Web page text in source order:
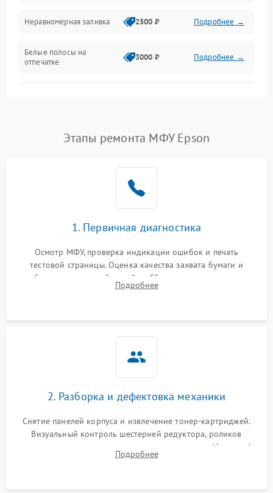
Дисплей и органы управления
Изображение
Неравномерная заливка 2500 ₽ Подробнее →
Белые полосы на
отпечатке
3000 ₽ Подробнее →
Этапы ремонта МФУ Epson
1. Первичная диагностика
Осмотр МФУ, проверка индикации ошибок и печать
тестовой страницы. Оценка качества захвата бумаги и
работы сканирующей линейки. Сбор данных о замятиях,
дефектах изображения или посторонних шумах при работе.
Подробнее
2. Разборка и дефектовка механики
Снятие панелей корпуса и извлечение тонер-картриджей.
Визуальный контроль шестерней редуктора, роликов
захвата, термопленки и прижимного вала в печи (фьюзере).
Проверка оптики сканера на загрязнения.
Подробнее